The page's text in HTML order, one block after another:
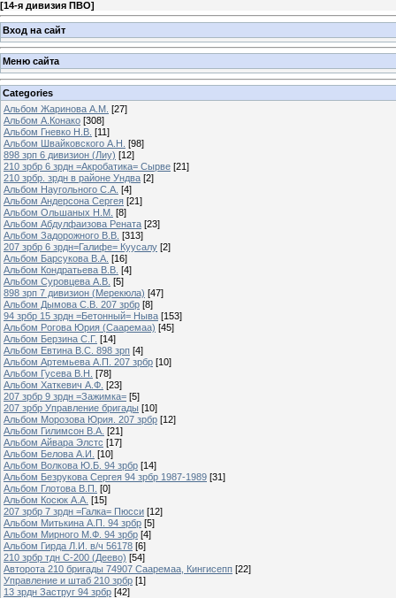
[14-я дивизия ПВО]
Вход на сайт
Меню сайта
Categories
Альбом Жаринова А.М. [27]
Альбом А.Конако [308]
Альбом Гневко Н.В. [11]
Альбом Швайковского А.Н. [98]
898 зрп 6 дивизион (Лиу) [12]
210 зрбр 6 зрдн =Акробатика= Сырве [21]
210 зрбр. зрдн в районе Ундва [2]
Альбом Наугольного С.А. [4]
Альбом Андерсона Сергея [21]
Альбом Ольшаных Н.М. [8]
Альбом Абдулфаизова Рената [23]
Альбом Задорожного В.В. [313]
207 зрбр 6 зрдн=Галифе= Куусалу [2]
Альбом Барсукова В.А. [16]
Альбом Кондратьева В.В. [4]
Альбом Суровцева А.В. [5]
898 зрп 7 дивизион (Мерекюла) [47]
Альбом Дымова С.В. 207 зрбр [8]
94 зрбр 15 зрдн =Бетонный= Ныва [153]
Альбом Рогова Юрия (Сааремаа) [45]
Альбом Берзина С.Г. [14]
Альбом Евтина В.С. 898 зрп [4]
Альбом Артемьева А.П. 207 зрбр [10]
Альбом Гусева В.Н. [78]
Альбом Хаткевич А.Ф. [23]
207 зрбр 9 зрдн =Зажимка= [5]
207 зрбр Управление бригады [10]
Альбом Морозова Юрия. 207 зрбр [12]
Альбом Гилимсон В.А. [21]
Альбом Айвара Элстс [17]
Альбом Белова А.И. [10]
Альбом Волкова Ю.Б. 94 зрбр [14]
Альбом Безрукова Сергея 94 зрбр 1987-1989 [31]
Альбом Глотова В.П. [0]
Альбом Косюк А.А. [15]
207 зрбр 7 зрдн =Галка= Пюсси [12]
Альбом Митькина А.П. 94 зрбр [5]
Альбом Мирного М.Ф. 94 зрбр [4]
Альбом Гирда Л.И. в/ч 56178 [6]
210 зрбр тдн С-200 (Деево) [54]
Авторота 210 бригады 74907 Сааремаа, Кингисепп [22]
Управление и штаб 210 зрбр [1]
13 зрдн Заструг 94 зрбр [42]